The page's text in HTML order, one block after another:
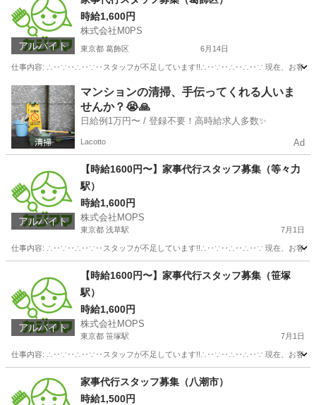
アルバイト
時給1,600円
株式会社M0PS
東京都 葛飾区 6月14日
仕事内容: ∴‥∵‥∴‥∵‥スタッフが不足しています!!∴‥∵‥∴‥∴‥∵ 現在、お客様から多
東京 葛飾区 その他 スタッフ
マンションの清掃、手伝ってくれる人いま
せんか？😭🙏
日給例1万円〜 / 登録不要！高時給求人多数✨
Lacotto Ad
アルバイト
【時給1600円〜】家事代行スタッフ募集（等々力
駅）
時給1,600円
株式会社MOPS
東京都 浅草駅 7月1日
仕事内容: ∴‥∵‥∴‥∵‥スタッフが不足しています!!∴‥∵‥∴‥∴‥∵ 現在、お客様から多
浅草駅 ホームヘルパー スタッフ
アルバイト
【時給1600円〜】家事代行スタッフ募集（笹塚
駅）
時給1,600円
株式会社MOPS
東京都 笹塚駅 7月1日
仕事内容: ∴‥∵‥∴‥∵‥スタッフが不足しています!!∴‥∵‥∴‥∴‥∵ 現在、お客様から多
渋谷区 笹塚駅 ホームヘルパー スタッフ
家事代行スタッフ募集（八潮市）
時給1,500円